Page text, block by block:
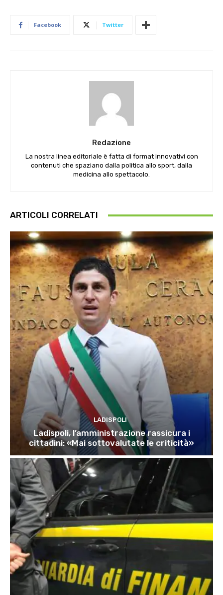
Facebook Twitter
Redazione
La nostra linea editoriale è fatta di format innovativi con
contenuti che spaziano dalla politica allo sport, dalla
medicina allo spettacolo.
ARTICOLI CORRELATI
LADISPOLI
Ladispoli, l’amministrazione rassicura i
cittadini: «Mai sottovalutate le criticità»